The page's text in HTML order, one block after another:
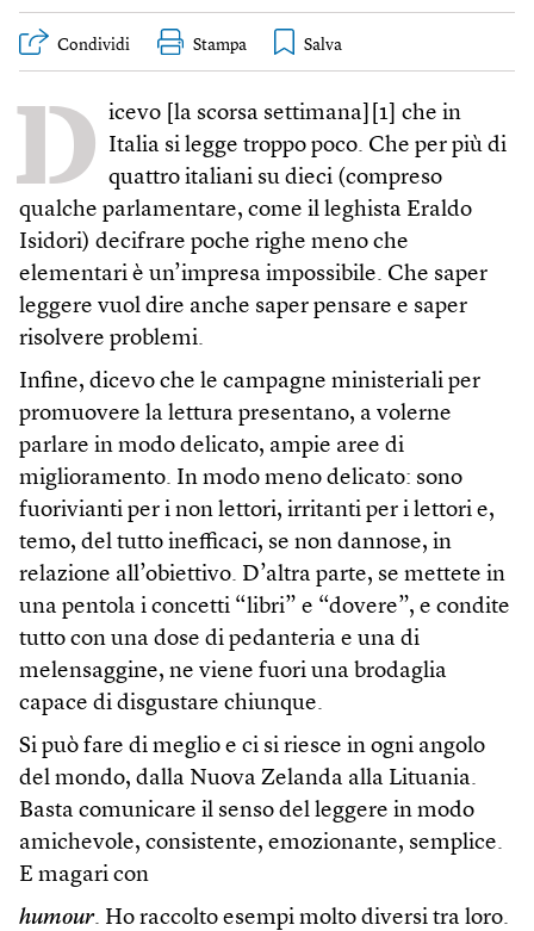
Condividi Stampa
D icevo [la scorsa settimana][1] che in
Italia si legge troppo poco. Che per più di
quattro italiani su dieci (compreso
qualche parlamentare, come il leghista Eraldo
Isidori) decifrare poche righe meno che
elementari è un’impresa impossibile. Che saper
leggere vuol dire anche saper pensare e saper
risolvere problemi.
Infine, dicevo che le campagne ministeriali per
promuovere la lettura presentano, a volerne
parlare in modo delicato, ampie aree di
miglioramento. In modo meno delicato: sono
fuorivianti per i non lettori, irritanti per i lettori e,
temo, del tutto inefficaci, se non dannose, in
relazione all’obiettivo. D’altra parte, se mettete in
una pentola i concetti “libri” e “dovere”, e condite
tutto con una dose di pedanteria e una di
melensaggine, ne viene fuori una brodaglia
capace di disgustare chiunque.
Si può fare di meglio e ci si riesce in ogni angolo
del mondo, dalla Nuova Zelanda alla Lituania.
Basta comunicare il senso del leggere in modo
amichevole, consistente, emozionante, semplice.
E magari con
humour. Ho raccolto esempi molto diversi tra loro.